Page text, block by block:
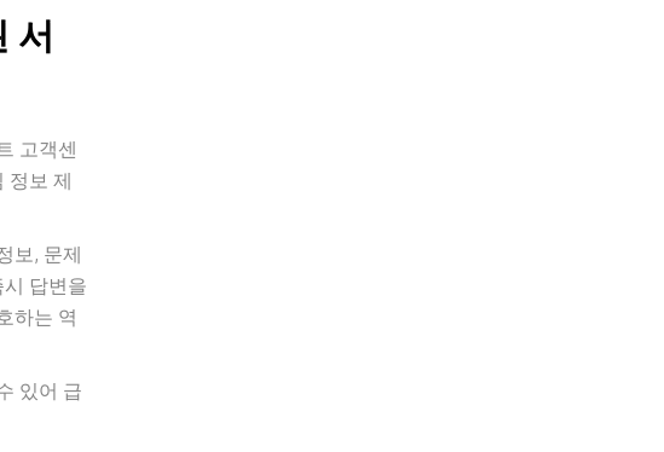
서
고객센
보 제
보, 문제
답변을
하는 역
있어 급